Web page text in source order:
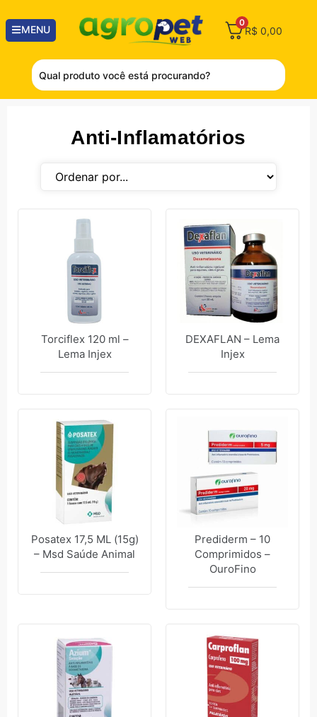
MENU
0
R$ 0,00
Anti-Inflamatórios
Torciflex 120 ml –
Lema Injex
DEXAFLAN – Lema
Injex
Posatex 17,5 ML (15g)
– Msd Saúde Animal
Prediderm – 10
Comprimidos –
OuroFino